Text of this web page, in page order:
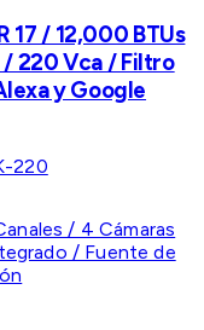
17 / 12,000 BTUs
/ 220 Vca / Filtro
y Google
220